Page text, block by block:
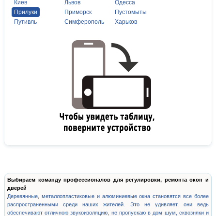
Киев
Львов
Одесса
Прилуки
Приморск
Пустомыты
Путивль
Симферополь Харьков
Выбираем команду профессионалов для регулировки, ремонта окон и
дверей
Деревянные, металлопластиковые и алюминиевые окна становятся все более
распространенными среди наших жителей. Это не удивляет, они ведь
обеспечивают отличною звукоизоляцию, не пропускаю в дом шум, сквозняки и